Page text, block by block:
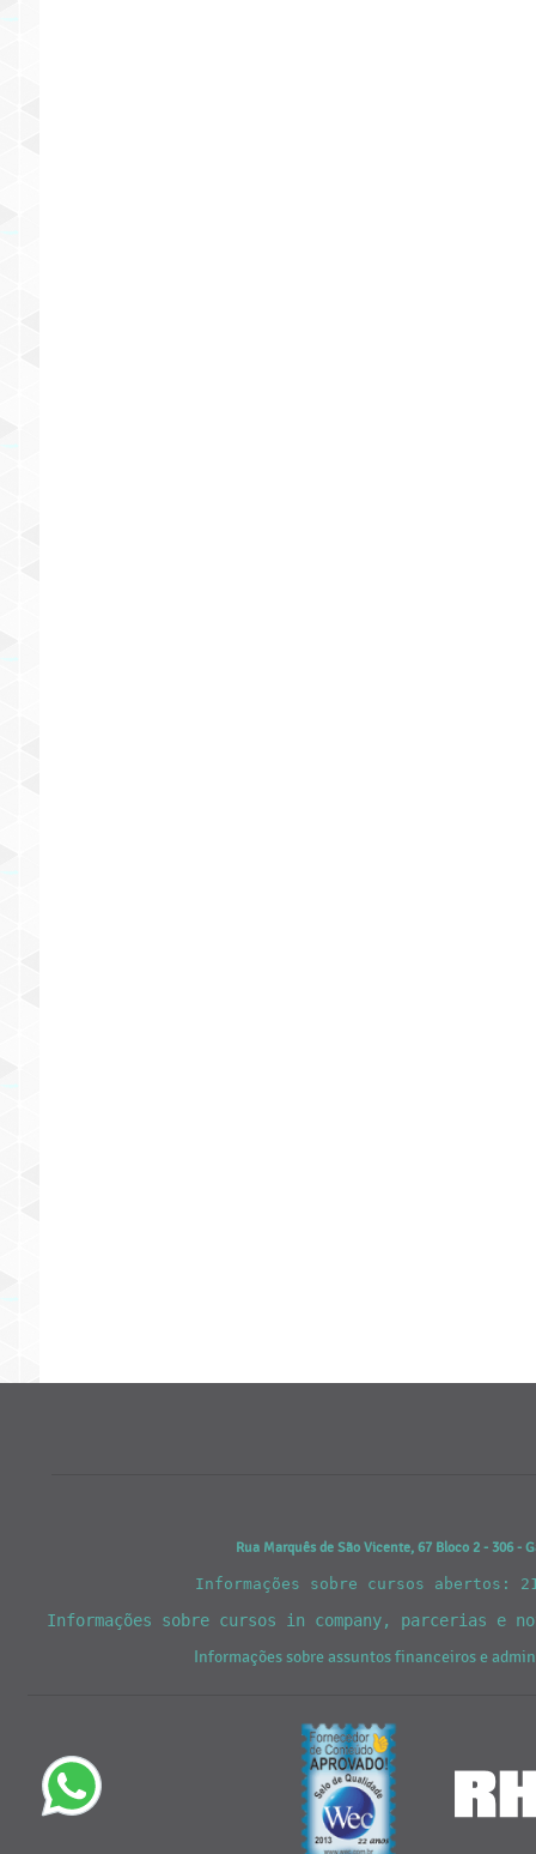
Rua Marquês de São Vicente, 67 Bloco 2 - 306 -
Informações sobre cursos abertos:
Informações sobre cursos in company, parcerias e
Informações sobre assuntos financeiros e